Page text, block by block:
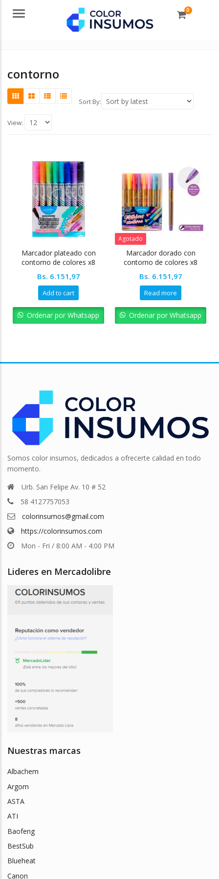
Menu 0
contorno
Sort By:
View:
Marcador plateado con
contorno de colores x8
Bs. 6.151,97
Add to cart
Ordenar por Whatsapp
Agotado
Marcador dorado con
contorno de colores x8
Bs. 6.151,97
Read more
Ordenar por Whatsapp
Somos color insumos, dedicados a ofrecerte calidad en todo
momento.
Urb. San Felipe Av. 10 # 52
58 4127757053
colorinsumos@gmail.com
https://colorinsumos.com
Mon - Fri / 8:00 AM - 4:00 PM
Lideres en Mercadolibre
Nuestras marcas
Albachem
Argom
ASTA
ATI
Baofeng
BestSub
Blueheat
Canon